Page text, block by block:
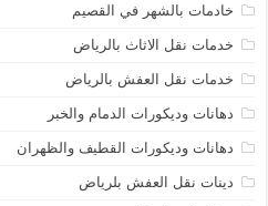
خادمات بالشهر في القصيم
خدمات نقل الاثاث بالرياض
خدمات نقل العفش بالرياض
دهانات وديكورات الدمام والخبر
دهانات وديكورات القطيف والظهران
دينات نقل العفش بلرياض